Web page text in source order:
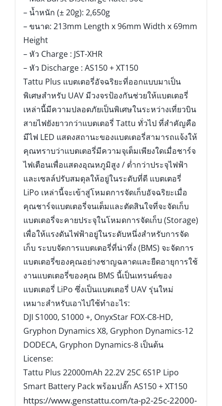
– น้ำหนัก (± 20g): 2,650g
– ขนาด: 213mm Length x 96mm Width x 69mm
Height
– หัว Charge : JST-XHR
– หัว Discharge : AS150 + XT150
Tattu Plus แบตเตอรี่อัจฉริยะที่ออกแบบมาเป็น
พิเศษสำหรับ UAV มีวงจรป้องกันช่วยให้แบตเตอรี่
เหล่านี้มีความปลอดภัยเป็นพิเศษในระหว่างเที่ยวบิน
สายไฟยังยาวกว่าแบตเตอรี่ Tattu ทั่วไป ที่สำคัญคือ
มีไฟ LED แสดงสถานะของแบตเตอรี่สามารถแจ้งให้
คุณทราบว่าแบตเตอรี่มีความจุเต็มเพียงใดเมื่อชาร์จ
ไฟเตือนเพื่อแสดงอุณหภูมิสูง / ต่ำกว่าประจุไฟฟ้า
และเซลล์ปรับสมดุลให้อยู่ในระดับที่ดี แบตเตอรี่
LiPo เหล่านี้จะเข้าสู่โหมดการจัดเก็บอัจฉริยะเมื่อ
คุณชาร์จแบตเตอรี่จนเต็มและตัดสินใจที่จะจัดเก็บ
แบตเตอรี่จะคายประจุในโหมดการจัดเก็บ (Storage)
เพื่อให้แรงดันไฟฟ้าอยู่ในระดับหนึ่งสำหรับการจัด
เก็บ ระบบจัดการแบตเตอรี่ที่น่าทึ่ง (BMS) จะจัดการ
แบตเตอรี่ของคุณอย่างชาญฉลาดและยืดอายุการใช้
งานแบตเตอรี่ของคุณ BMS นี้เป็นเทรนด์ของ
แบตเตอรี่ LiPo ซึ่งเป็นแบตเตอรี่ UAV รุ่นใหม่
เหมาะสำหรับเอาไปใช้ทำอะไร:
DJI S1000, S1000 +, OnyxStar FOX-C8-HD,
Gryphon Dynamics X8, Gryphon Dynamics-12
DODECA, Gryphon Dynamics-8 เป็นต้น
License:
Tattu Plus 22000mAh 22.2V 25C 6S1P Lipo
Smart Battery Pack พร้อมปลั๊ก AS150 + XT150
https://www.genstattu.com/ta-p2-25c-22000-